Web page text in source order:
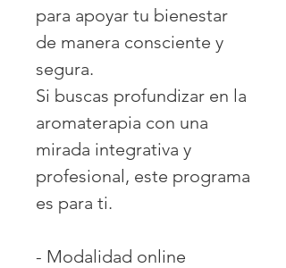
para apoyar tu bienestar
de manera consciente y
segura.
Si buscas profundizar en la
aromaterapia con una
mirada integrativa y
profesional, este programa
es para ti.
- Modalidad online